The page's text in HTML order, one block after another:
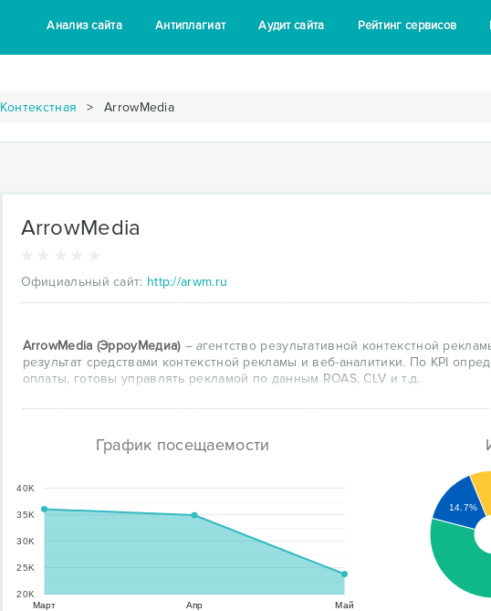
Анализ сайта Антиплагиат Аудит сайта Рейтинг сервисов
Контекстная ArrowMedia
ArrowMedia
Официальный сайт: http://arwm.ru
ArrowMedia (ЭрроуМедиа)– агентство результативной контекстной
результат средствами контекстной рекламы и веб-аналитики. По KPI
оплаты, готовы управлять рекламой по данным ROAS, CLV и т.д.
График посещаемости
Март Апр Май
20K
25K
30K
35K
40K
14.7%